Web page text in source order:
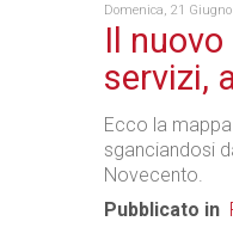
Domenica, 21
Il
servizi,
Ecco la
sganciandosi
Novecento.
Pubblicato in